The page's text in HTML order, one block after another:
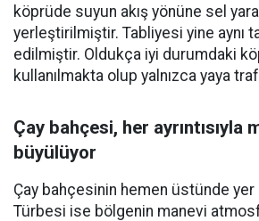
köprüde suyun akış yönüne sel
yerleştirilmiştir. Tabliyesi yine aynı
edilmiştir. Oldukça iyi durumdaki
kullanılmakta olup yalnızca yaya
Çay bahçesi, her ayrıntısıyla
büyülüyor
Çay bahçesinin hemen üstünde yer
Türbesi ise bölgenin manevi